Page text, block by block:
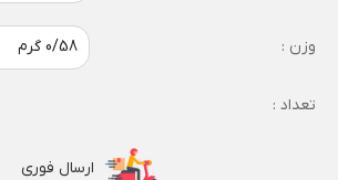
وزن :
تعداد :
ارسال فوری